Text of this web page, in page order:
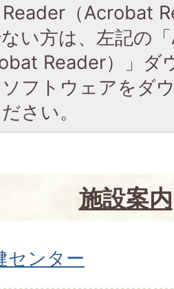
Reader（Acrobat
い方は、左記の
Reader）」ダ
フトウェアをダ
さい。
施設案内
センター